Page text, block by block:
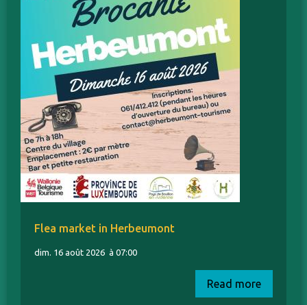
Flea market in Herbeumont
dim. 16 août 2026 à 07:00
Read more